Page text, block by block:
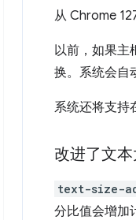
从 Chrome
以前，如果主
换。系统会自
系统还将支持
改进了文
text-size-
分比值会增加